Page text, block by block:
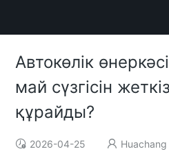
Автокөлік
май сүзгісін
құрайды?
2026-04-25